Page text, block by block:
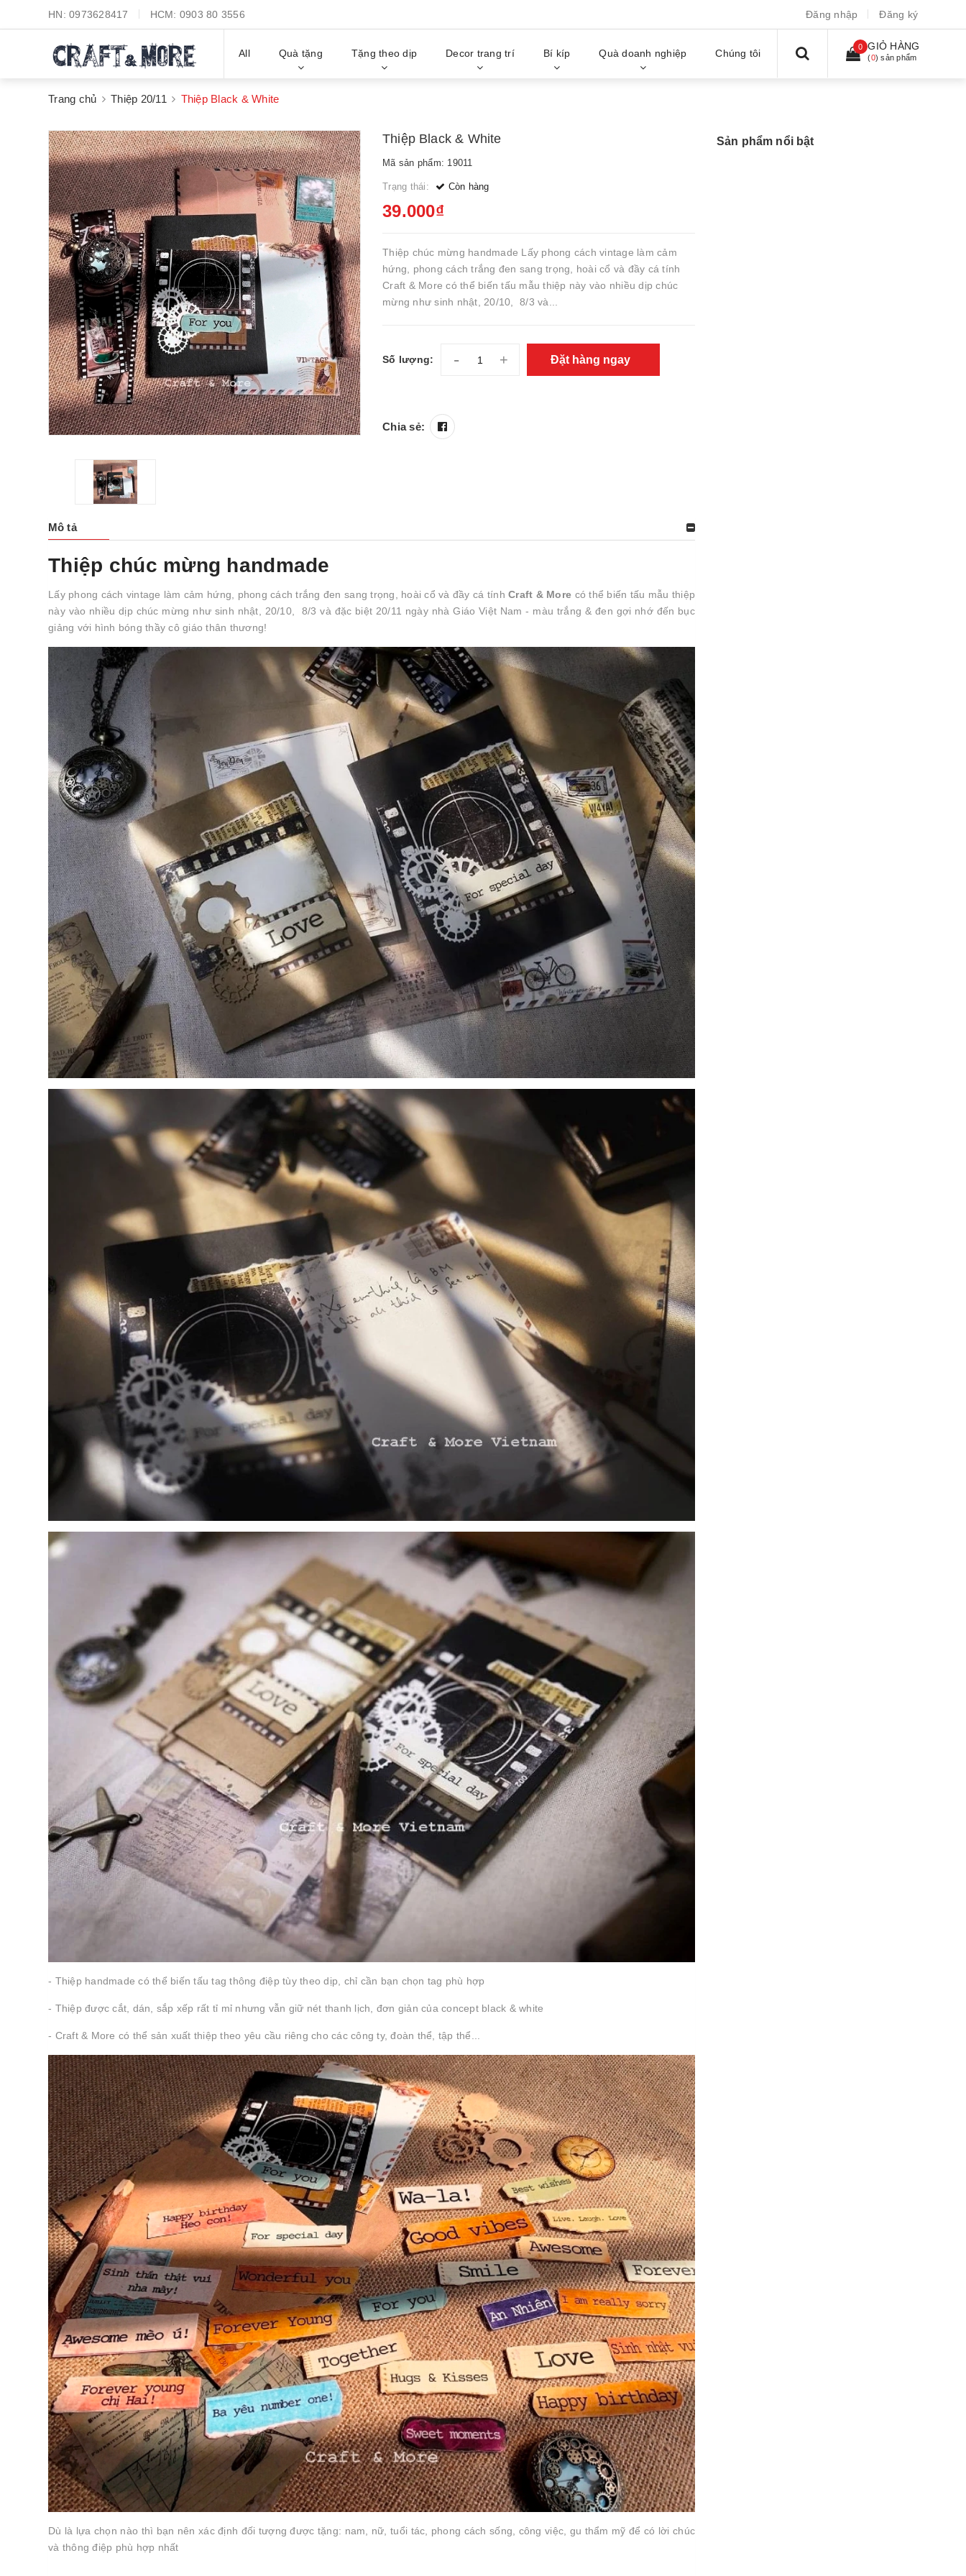
HN: 0973628417 HCM: 0903 80 3556 Đăng nhập Đăng ký
All Quà tặng Tặng theo dịp Decor trang trí Bí kíp Quà doanh nghiệp Chúng tôi
0 GIỎ HÀNG
(0) sản phẩm
Trang chủ Thiệp 20/11 Thiệp Black & White
Thiệp Black & White
Mã sản phẩm: 19011
Trạng thái: Còn hàng
39.000₫
Thiệp chúc mừng handmade Lấy phong cách vintage làm cảm
hứng, phong cách trắng đen sang trọng, hoài cổ và đầy cá tính
Craft & More có thể biến tấu mẫu thiệp này vào nhiều dịp chúc
mừng như sinh nhật, 20/10, 8/3 và...
Số lượng: - + Đặt hàng ngay
Chia sẻ:
Mô tả
Thiệp chúc mừng handmade
Lấy phong cách vintage làm cảm hứng, phong cách trắng đen sang trọng, hoài cổ và đầy cá tínhCraft & More có thể biến tấu mẫu thiệp
này vào nhiều dịp chúc mừng như sinh nhật, 20/10, 8/3 và đặc biệt 20/11 ngày nhà Giáo Việt Nam - màu trắng & đen gợi nhớ đến bục
giảng với hình bóng thầy cô giáo thân thương!
- Thiệp handmade có thể biến tấu tag thông điệp tùy theo dịp, chỉ cần bạn chọn tag phù hợp
- Thiệp được cắt, dán, sắp xếp rất tỉ mỉ nhưng vẫn giữ nét thanh lịch, đơn giản của concept black & white
- Craft & More có thể sản xuất thiệp theo yêu cầu riêng cho các công ty, đoàn thể, tập thể...
Dù là lựa chọn nào thì bạn nên xác định đối tượng được tặng: nam, nữ, tuổi tác, phong cách sống, công việc, gu thẩm mỹ để có lời chúc
và thông điệp phù hợp nhất
Sản phẩm nổi bật